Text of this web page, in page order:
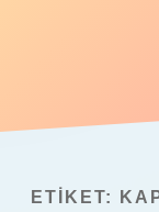
Anasayfa
ETIKET: